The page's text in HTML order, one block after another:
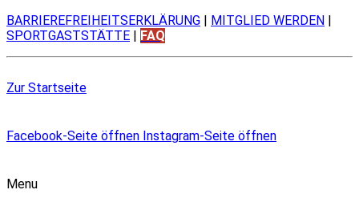
BARRIEREFREIHEITSERKLÄRUNG | MITGLIED WERDEN |
SPORTGASTSTÄTTE | FAQ
Zur Startseite
Facebook-Seite öffnen Instagram-Seite öffnen
Menu